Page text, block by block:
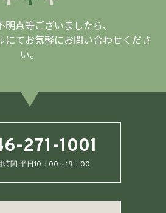
明点等ございましたら、
にてお気軽にお問い合わせくださ
い。
271-1001
時間 平日10：00～19：00